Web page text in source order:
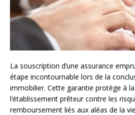
La souscription d’une assurance
étape incontournable lors de la
immobilier. Cette garantie protège à
l’établissement prêteur contre les
remboursement liés aux aléas de la